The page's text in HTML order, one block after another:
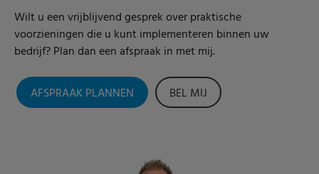
Wilt u een vrijblijvend gesprek over praktische
voorzieningen die u kunt implementeren binnen uw
bedrijf? Plan dan een afspraak in met mij.
AFSPRAAK PLANNEN BEL MIJ